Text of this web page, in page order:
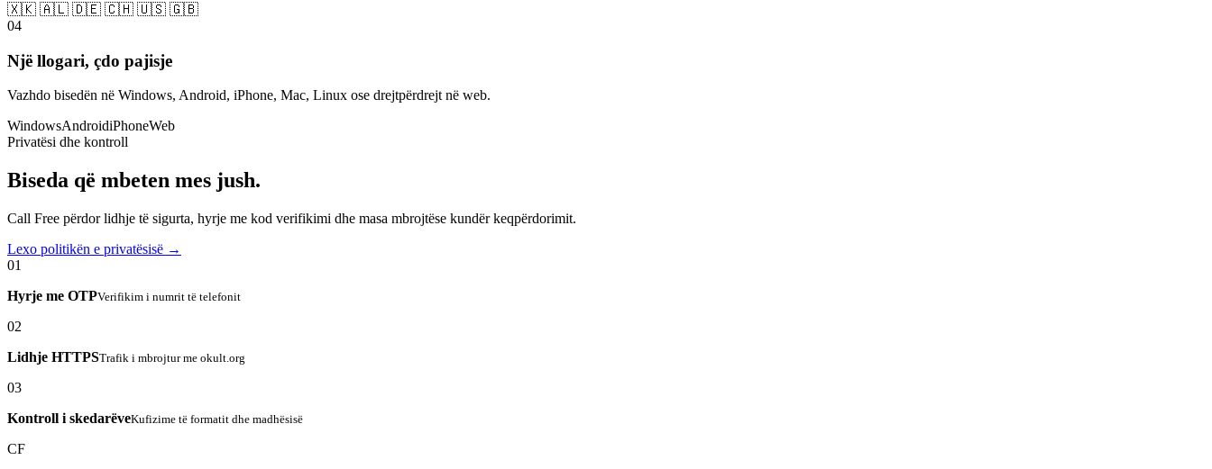
🇽🇰 🇦🇱 🇩🇪 🇨🇭 🇺🇸 🇬🇧
04
Një llogari, çdo pajisje
Vazhdo bisedën në Windows, Android, iPhone, Mac, Linux ose drejtpërdrejt në web.
WindowsAndroidiPhoneWeb
Privatësi dhe kontroll
Biseda që mbeten mes jush.
Call Free përdor lidhje të sigurta, hyrje me kod verifikimi dhe masa mbrojtëse kundër keqpërdorimit.
Lexo politikën e privatësisë →
01
Hyrje me OTPVerifikim i numrit të telefonit
02
Lidhje HTTPSTrafik i mbrojtur me okult.org
03
Kontroll i skedarëveKufizime të formatit dhe madhësisë
CF